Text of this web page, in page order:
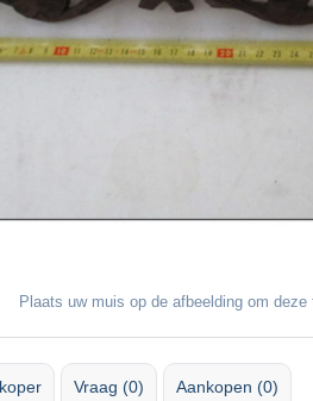
Plaats uw muis op de afbeelding om deze
Vraag (0) Aankopen (0)